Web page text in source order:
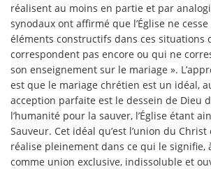
réalisent au moins en partie et par
synodaux ont affirmé que l’Église ne
éléments constructifs dans ces situations
correspondent pas encore ou qui ne
son enseignement sur le mariage ».
est que le mariage chrétien est un idéal,
acception parfaite est le dessein de Dieu
l’humanité pour la sauver, l’Église étant
Sauveur. Cet idéal qu’est l’union du Christ
réalise pleinement dans ce qui le signifie,
comme union exclusive, indissoluble et